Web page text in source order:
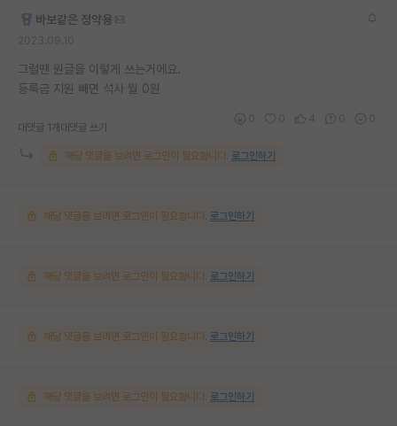
바보같은 정약용
그럴땐 원글을 이렇게 쓰는거에요.
등록금 지원 빼면 석사 월 0원
대댓글 1개 대댓글 쓰기
해당 댓글을 보려면 로그인이 필요합니다. 로그인하기
해당 댓글을 보려면 로그인이 필요합니다. 로그인하기
해당 댓글을 보려면 로그인이 필요합니다. 로그인하기
해당 댓글을 보려면 로그인이 필요합니다. 로그인하기
해당 댓글을 보려면 로그인이 필요합니다. 로그인하기